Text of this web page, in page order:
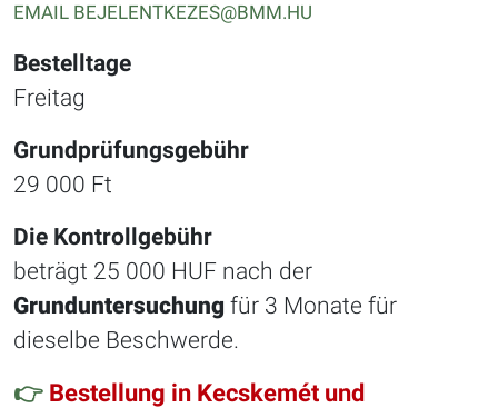
EMAIL BEJELENTKEZES@BMM.HU
Bestelltage
Freitag
Grundprüfungsgebühr
29 000 Ft
Die Kontrollgebühr
beträgt 25 000 HUF nach der
Grunduntersuchung für 3 Monate für
dieselbe Beschwerde.
👉 Bestellung in Kecskemét und